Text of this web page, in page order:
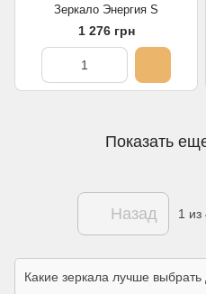
Зеркало Энергия S
1 276 грн
Показать
Назад 1 из
Какие зеркала лучше